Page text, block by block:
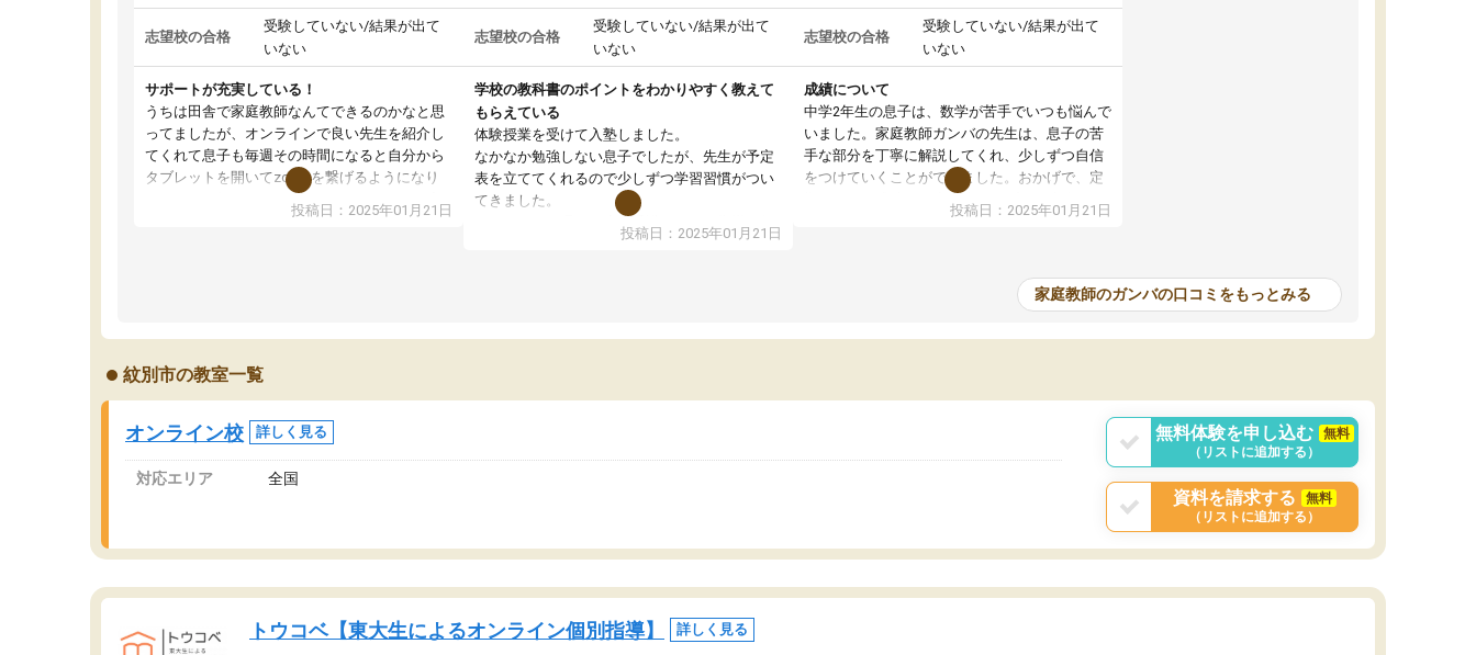
志望校の合格
受験していない/結果が出て
いない
サポートが充実している！
うちは田舎で家庭教師なんてできるのかなと思
ってましたが、オンラインで良い先生を紹介し
てくれて息子も毎週その時間になると自分から
タブレットを開いてzoomを繋げるようになり
ました！5科目なんでもOKなのもとても気に入
投稿日：2025年01月21日
志望校の合格
受験していない/結果が出て
いない
学校の教科書のポイントをわかりやすく教えて
もらえている
体験授業を受けて入塾しました。
なかなか勉強しない息子でしたが、先生が予定
表を立ててくれるので少しずつ学習習慣がつい
てきました。
オンラインで週に一度の受講ですが、指導が無
い日も予定表に基づいて勉強したり、LINEでわ
投稿日：2025年01月21日
志望校の合格
受験していない/結果が出て
いない
成績について
中学2年生の息子は、数学が苦手でいつも悩んで
いました。家庭教師ガンバの先生は、息子の苦
手な部分を丁寧に解説してくれ、少しずつ自信
をつけていくことができました。おかげで、定
期テストの成績が10点以上アップし、本人もと
投稿日：2025年01月21日
家庭教師のガンバの口コミをもっとみる
紋別市の教室一覧
オンライン校 詳しく見る
対応エリア 全国
無料体験を申し込む
無料
（リストに追加する）
資料を請求する
無料
（リストに追加する）
トウコベ【東大生によるオンライン個別指導】 詳しく見る